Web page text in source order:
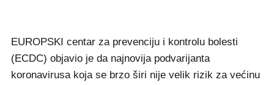
EUROPSKI centar za prevenciju i kontrolu bolesti
(ECDC) objavio je da najnovija podvarijanta
koronavirusa koja se brzo širi nije velik rizik za većinu